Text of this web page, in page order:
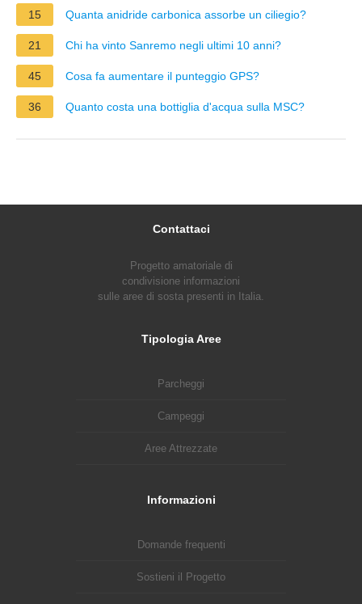
15 Quanta anidride carbonica assorbe un ciliegio?
21 Chi ha vinto Sanremo negli ultimi 10 anni?
45 Cosa fa aumentare il punteggio GPS?
36 Quanto costa una bottiglia d'acqua sulla MSC?
Contattaci
Progetto amatoriale di
condivisione informazioni
sulle aree di sosta presenti in Italia.
Tipologia Aree
Parcheggi
Campeggi
Aree Attrezzate
Informazioni
Domande frequenti
Sostieni il Progetto